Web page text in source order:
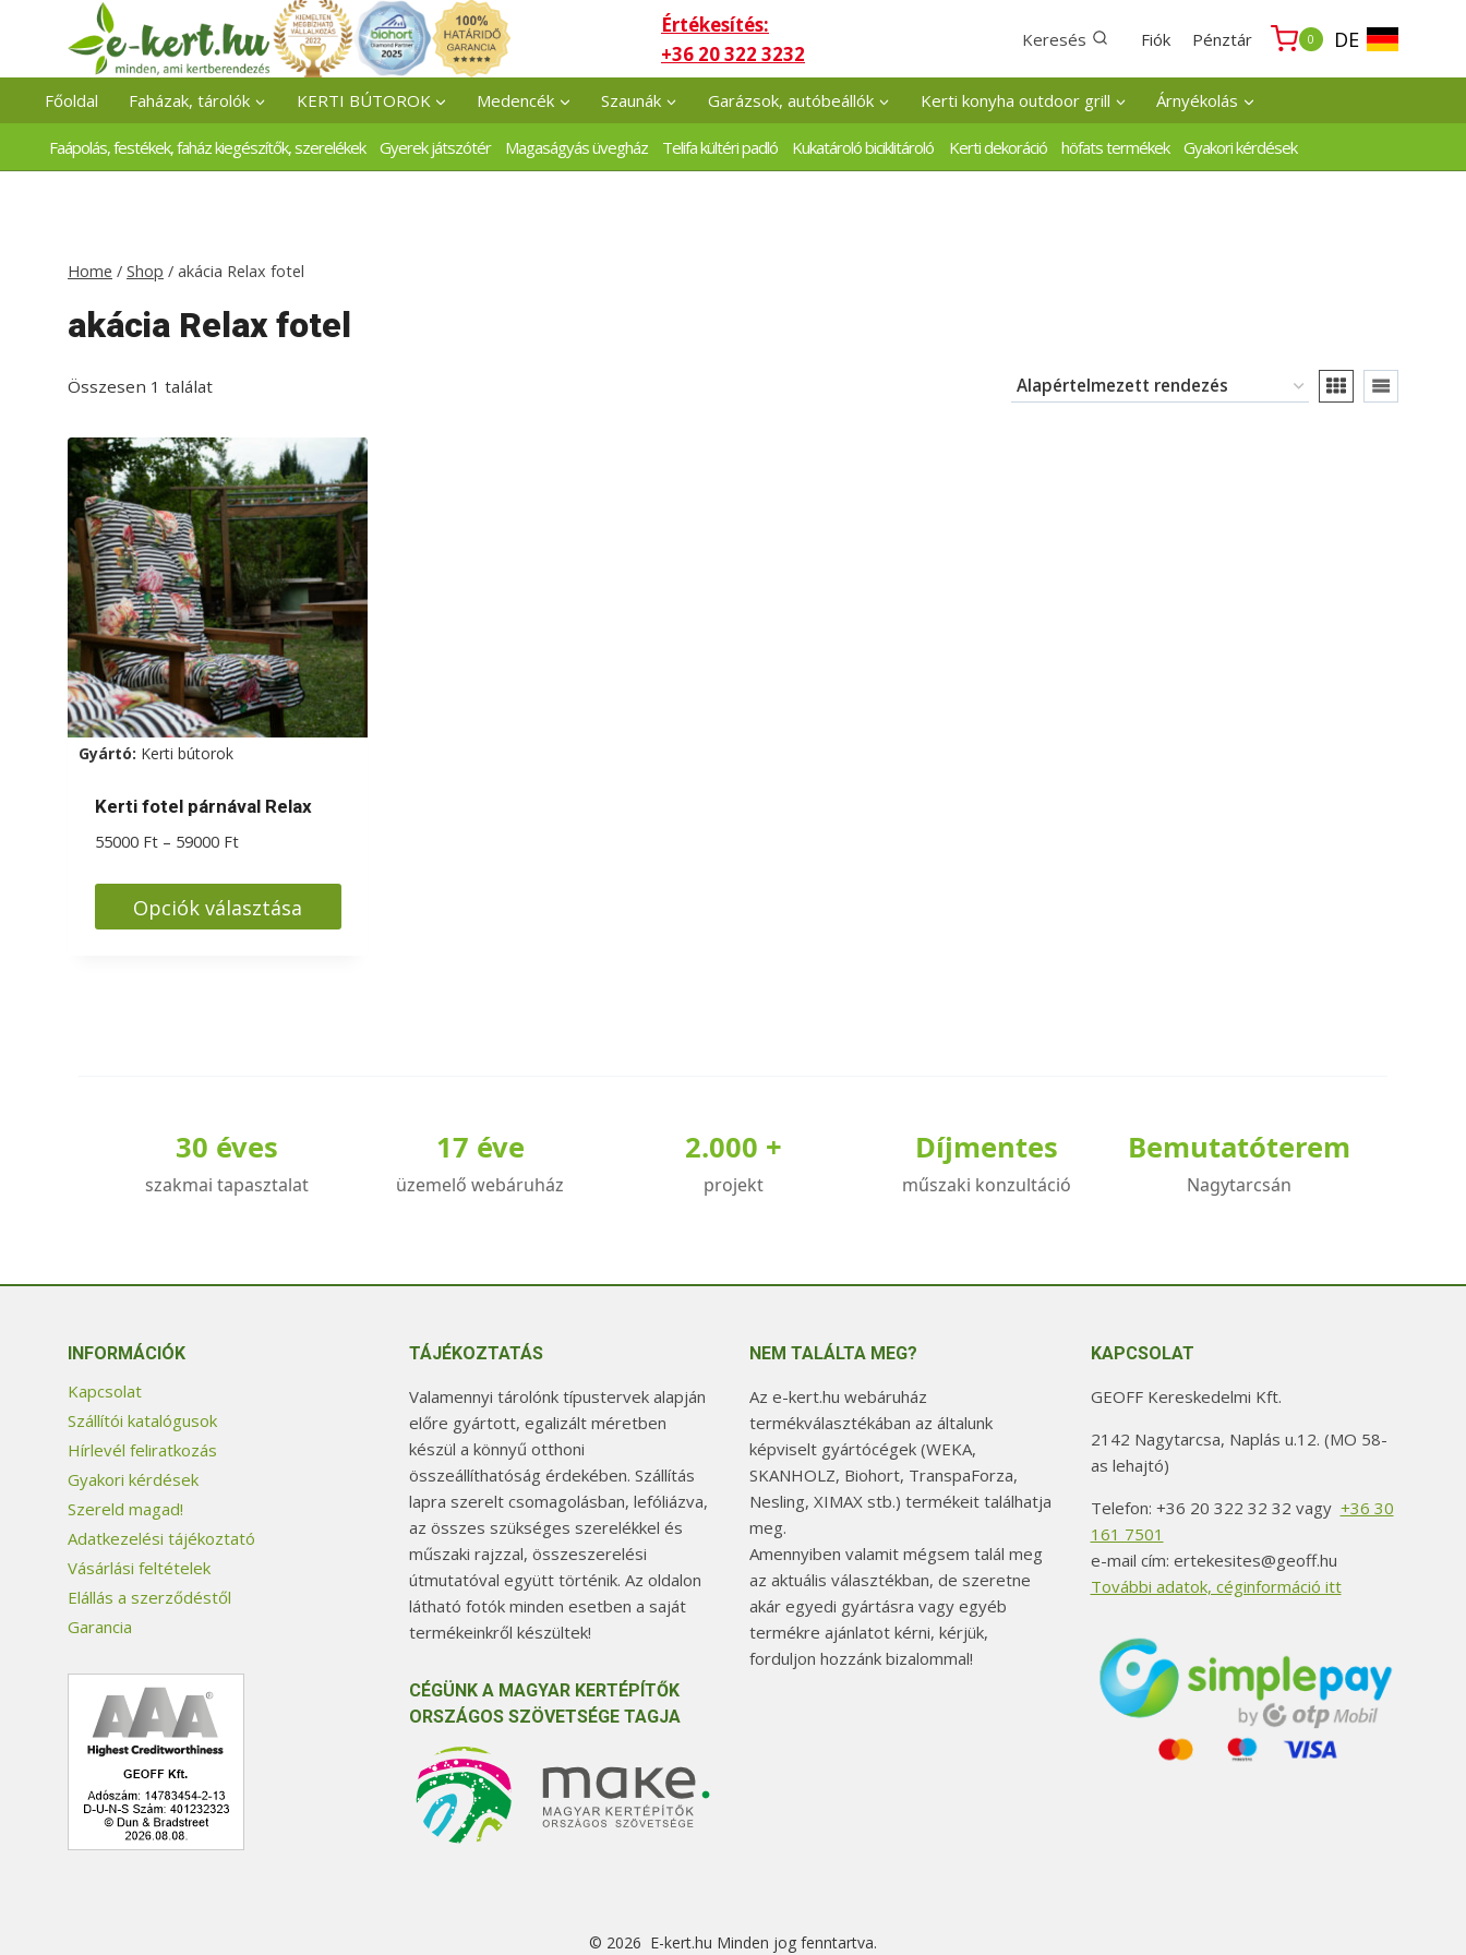
content
Értékesítés:
+36 20 322 3232
Keresés Fiók Pénztár 0 DE
Főoldal Faházak, tárolók KERTI BÚTOROK Medencék Szaunák Garázsok, autóbeállók Kerti konyha outdoor grill Árnyékolás
Faápolás, festékek, faház kiegészítők, szerelékek Gyerek játszótér Magaságyás üvegház Telifa kültéri padló Kukatároló biciklitároló Kerti dekoráció höfats termékek Gyakori kérdések
Home / Shop / akácia Relax fotel
akácia Relax fotel
Összesen 1 találat
Gyártó: Kerti bútorok
Kerti fotel párnával Relax
55000 Ft – 59000 FtÁrtartomány:
-
59000 Ft
Opciók választása
változatok30 éves
szakmai tapasztalat
17 éve
üzemelő webáruház
2.000 +
projekt
Díjmentes
műszaki konzultáció
Bemutatóterem
Nagytarcsán
INFORMÁCIÓK
Kapcsolat
Szállítói katalógusok
Hírlevél feliratkozás
Gyakori kérdések
Szereld magad!
Adatkezelési tájékoztató
Vásárlási feltételek
Elállás a szerződéstől
Garancia
TÁJÉKOZTATÁS
Valamennyi tárolónk típustervek alapján
előre gyártott, egalizált méretben
készül a könnyű otthoni
összeállíthatóság érdekében. Szállítás
lapra szerelt csomagolásban, lefóliázva,
az összes szükséges szerelékkel és
műszaki rajzzal, összeszerelési
útmutatóval együtt történik. Az oldalon
látható fotók minden esetben a saját
termékeinkről készültek!
CÉGÜNK A MAGYAR KERTÉPÍTŐK
ORSZÁGOS SZÖVETSÉGE TAGJA
NEM TALÁLTA MEG?
Az e-kert.hu webáruház
termékválasztékában az általunk
képviselt gyártócégek (WEKA,
SKANHOLZ, Biohort, TranspaForza,
Nesling, XIMAX stb.) termékeit találhatja
meg.
Amennyiben valamit mégsem talál meg
az aktuális választékban, de szeretne
akár egyedi gyártásra vagy egyéb
termékre ajánlatot kérni, kérjük,
forduljon hozzánk bizalommal!
KAPCSOLAT
GEOFF Kereskedelmi Kft.
2142 Nagytarcsa, Naplás u.12. (MO 58-
as lehajtó)
Telefon: +36 20 322 32 32 vagy +36 30
161 7501
e-mail cím: ertekesites@geoff.hu
További adatok, céginformáció itt
© 2026 E-kert.hu Minden jog fenntartva.